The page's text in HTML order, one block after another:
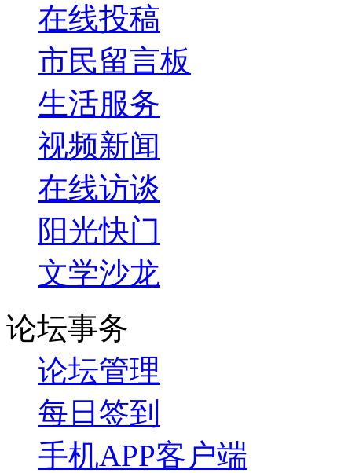
在线投稿
市民留言板
生活服务
视频新闻
在线访谈
阳光快门
文学沙龙
论坛事务
论坛管理
每日签到
手机APP客户端